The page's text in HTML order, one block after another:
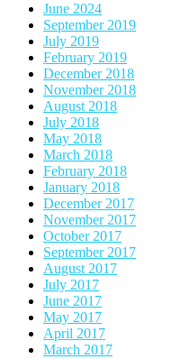
June 2024
September 2019
July 2019
February 2019
December 2018
November 2018
August 2018
July 2018
May 2018
March 2018
February 2018
January 2018
December 2017
November 2017
October 2017
September 2017
August 2017
July 2017
June 2017
May 2017
April 2017
March 2017